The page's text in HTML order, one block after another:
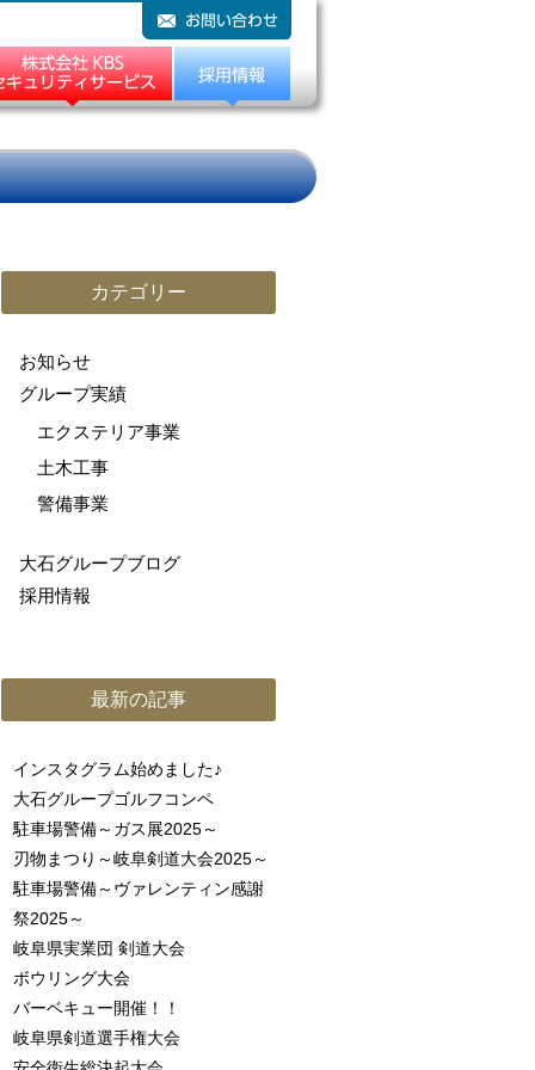
カテゴリー
お知らせ
グループ実績
エクステリア事業
土木工事
警備事業
大石グループブログ
採用情報
最新の記事
インスタグラム始めました♪
大石グループゴルフコンペ
駐車場警備～ガス展2025～
刃物まつり～岐阜剣道大会2025～
駐車場警備～ヴァレンティン感謝
祭2025～
岐阜県実業団 剣道大会
ボウリング大会
バーベキュー開催！！
岐阜県剣道選手権大会